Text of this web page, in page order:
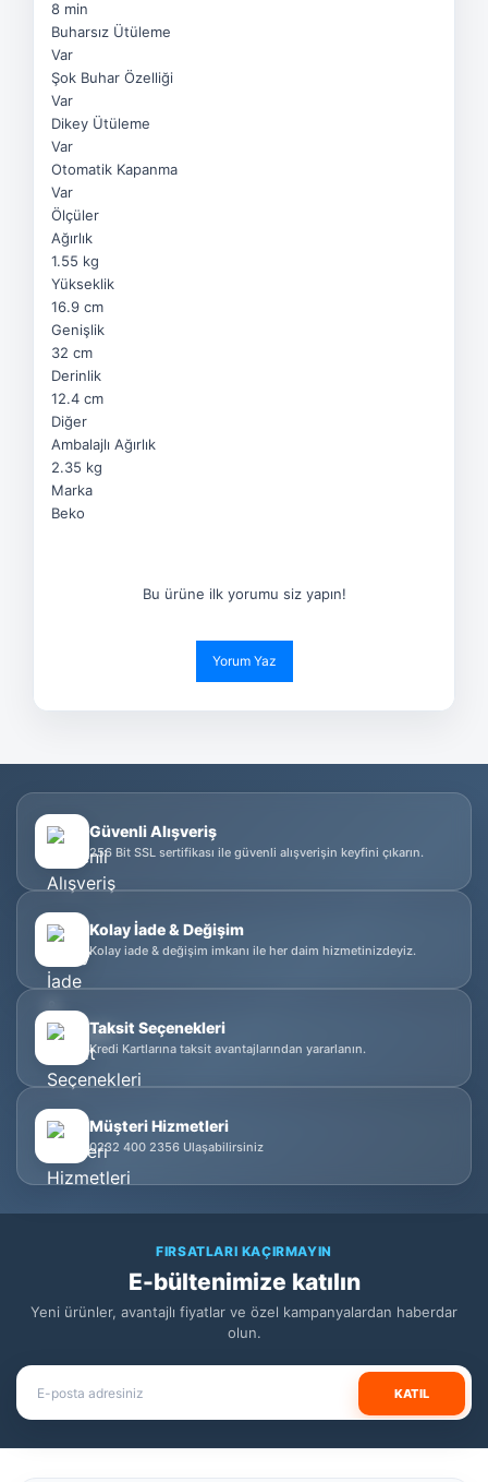
8 min
Buharsız Ütüleme
Var
Şok Buhar Özelliği
Var
Dikey Ütüleme
Var
Otomatik Kapanma
Var
Ölçüler
Ağırlık
1.55 kg
Yükseklik
16.9 cm
Genişlik
32 cm
Derinlik
12.4 cm
Diğer
Ambalajlı Ağırlık
2.35 kg
Marka
Beko
Bu ürüne ilk yorumu siz yapın!
Yorum Yaz
Güvenli Alışveriş
256 Bit SSL sertifikası ile güvenli alışverişin keyfini çıkarın.
Kolay İade & Değişim
Kolay iade & değişim imkanı ile her daim hizmetinizdeyiz.
Taksit Seçenekleri
Kredi Kartlarına taksit avantajlarından yararlanın.
Müşteri Hizmetleri
0232 400 2356 Ulaşabilirsiniz
FIRSATLARI KAÇIRMAYIN
E-bültenimize katılın
Yeni ürünler, avantajlı fiyatlar ve özel kampanyalardan haberdar
olun.
KATIL